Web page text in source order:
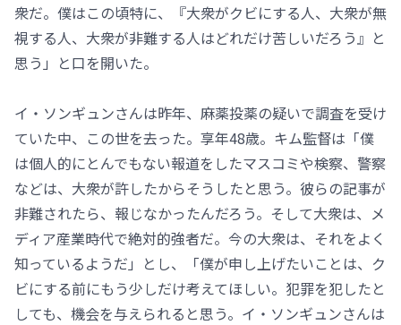
衆だ。僕はこの頃特に、『大衆がクビにする人、大衆が無
視する人、大衆が非難する人はどれだけ苦しいだろう』と
思う」と口を開いた。
イ・ソンギュンさんは昨年、麻薬投薬の疑いで調査を受け
ていた中、この世を去った。享年48歳。キム監督は「僕
は個人的にとんでもない報道をしたマスコミや検察、警察
などは、大衆が許したからそうしたと思う。彼らの記事が
非難されたら、報じなかったんだろう。そして大衆は、メ
ディア産業時代で絶対的強者だ。今の大衆は、それをよく
知っているようだ」とし、「僕が申し上げたいことは、ク
ビにする前にもう少しだけ考えてほしい。犯罪を犯したと
しても、機会を与えられると思う。イ・ソンギュンさんは